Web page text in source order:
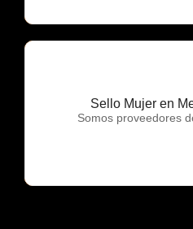
Sello Mujer en
Somos proveedores
OTP